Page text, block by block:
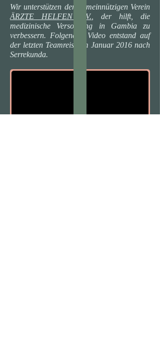
Wir unterstützen den gemeinnützigen Verein
ÄRZTE HELFEN e.V. , der hilft, die
medizinische Versorgung in Gambia zu
verbessern. Folgendes Video entstand auf
der letzten Teamreise im Januar 2016 nach
Serrekunda.